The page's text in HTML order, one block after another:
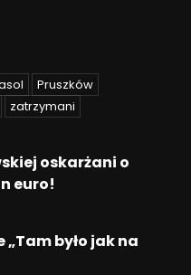
Pruszków
zatrzymani
oskarżani o
euro!
było jak na